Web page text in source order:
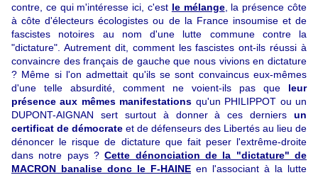
contre, ce qui m'intéresse ici, c'est le mélange, la présence côte
à côte d'électeurs écologistes ou de la France insoumise et de
fascistes notoires au nom d'une lutte commune contre la
"dictature". Autrement dit, comment les fascistes ont-ils réussi à
convaincre des français de gauche que nous vivions en dictature
? Même si l'on admettait qu'ils se sont convaincus eux-mêmes
d'une telle absurdité, comment ne voient-ils pas que leur
présence aux mêmes manifestations qu'un PHILIPPOT ou un
DUPONT-AIGNAN sert surtout à donner à ces derniers un
certificat de démocrate et de défenseurs des Libertés au lieu de
dénoncer le risque de dictature que fait peser l'extrême-droite
dans notre pays ?Cette dénonciation de la "dictature" de
MACRON banalise donc le F-HAINE en l'associant à la lutte